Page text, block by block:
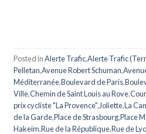
Posted inAlerte Trafic,Alerte Trafic
Pelletan,Avenue Robert Schuman,
Méditerranée,Boulevard de Paris,
Ville,Chemin de Saint Louis au Rove,
prix cycliste "La Provence",Joliette,La
de la Garde,Place de Strasbourg,Place
Hakeim,Rue de la République,Rue de